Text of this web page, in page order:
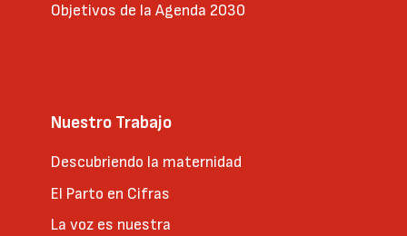
Objetivos de la Agenda 2030
Nuestro Trabajo
Descubriendo la maternidad
El Parto en Cifras
La voz es nuestra